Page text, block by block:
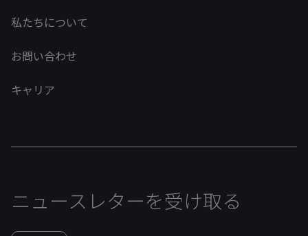
私たちについて
お問い合わせ
キャリア
ニュースレターを受け取る